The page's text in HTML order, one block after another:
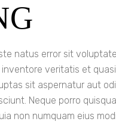
natus error sit
inventore veritatis et
sit aspernatur aut
Neque porro
non numquam eius